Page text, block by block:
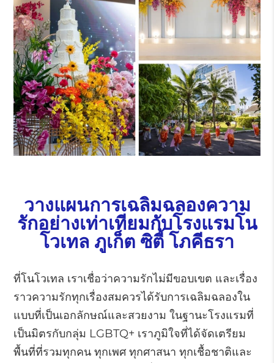
วางแผนการเฉลิมฉลองความ
รักอย่างเท่าเทียมกับโรงแรมโน
โวเทล ภูเก็ต ซิตี้ โภคีธรา
ที่โนโวเทล เราเชื่อว่าความรักไม่มีขอบเขต และเรื่อง
ราวความรักทุกเรื่องสมควรได้รับการเฉลิมฉลองใน
แบบที่เป็นเอกลักษณ์และสวยงาม ในฐานะโรงแรมที่
เป็นมิตรกับกลุ่ม LGBTQ+ เราภูมิใจที่ได้จัดเตรียม
พื้นที่ที่รวมทุกคน ทุกเพศ ทุกศาสนา ทุกเชื้อชาติและ